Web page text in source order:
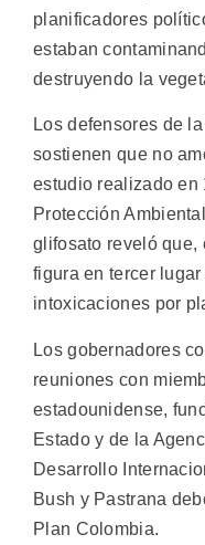
planificadores
estaban
destruyendo la
Los defensores de
sostienen que no
estudio realizado en
Protección
glifosato reveló que,
figura en tercer
intoxicaciones por
Los gobernadores
reuniones con
estadounidense,
Estado y de la
Desarrollo
Bush y Pastrana
Plan Colombia.